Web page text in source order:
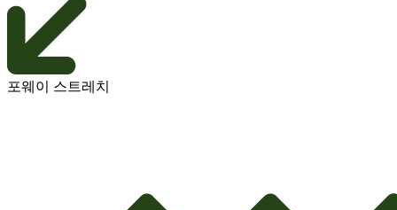
포웨이 스트레치